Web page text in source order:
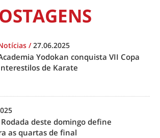
/27.06.2025
Yodokan conquista VII Copa
de Karate
Rodada deste domingo define
as quartas de final